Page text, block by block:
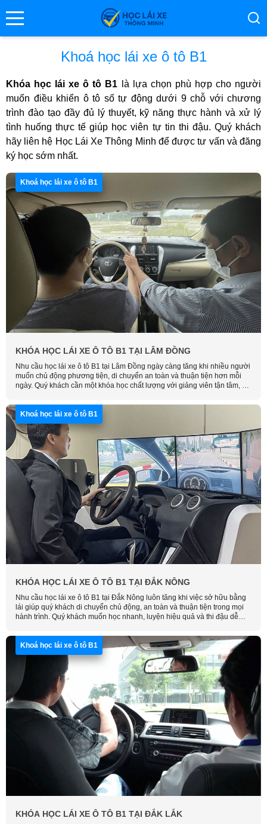
menu
Khoá học lái xe ô tô B1
Khóa học lái xe ô tô B1 là lựa chọn phù hợp cho người
muốn điều khiển ô tô số tự động dưới 9 chỗ với chương
trình đào tạo đầy đủ lý thuyết, kỹ năng thực hành và xử lý
tình huống thực tế giúp học viên tự tin thi đậu. Quý khách
hãy liên hệ Học Lái Xe Thông Minh để được tư vấn và đăng
ký học sớm nhất.
Khoá học lái xe ô tô B1
KHÓA HỌC LÁI XE Ô TÔ B1 TẠI LÂM ĐỒNG
Nhu cầu học lái xe ô tô B1 tại Lâm Đồng ngày càng tăng khi nhiều người
muốn chủ động phương tiện, di chuyển an toàn và thuận tiện hơn mỗi
ngày. Quý khách cần một khóa học chất lượng với giảng viên tận tâm, có
sớm.
Khoá học lái xe ô tô B1
KHÓA HỌC LÁI XE Ô TÔ B1 TẠI ĐẮK NÔNG
Nhu cầu học lái xe ô tô B1 tại Đắk Nông luôn tăng khi việc sở hữu bằng
lái giúp quý khách di chuyển chủ động, an toàn và thuận tiện trong mọi
hành trình. Quý khách muốn học nhanh, luyện hiệu quả và thi đậu dễ
vấn chi tiết.
Khoá học lái xe ô tô B1
KHÓA HỌC LÁI XE Ô TÔ B1 TẠI ĐẮK LẮK